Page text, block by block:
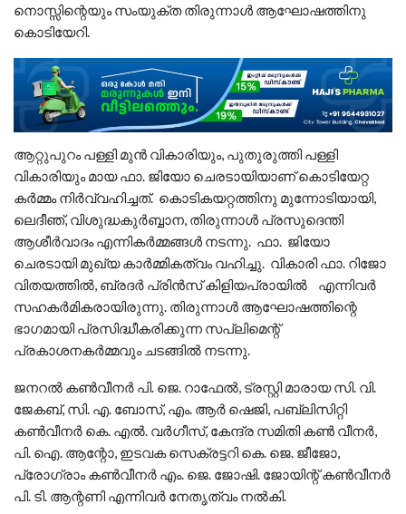
നൊസ്സിന്റെയും സംയുക്ത തിരുന്നാൾ ആഘോഷത്തിനു
കൊടിയേറി.
ആറ്റുപുറം പള്ളി മുൻ വികാരിയും, പുതുരുത്തി പള്ളി
വികാരിയും മായ ഫാ. ജിയോ ചെരടായിയാണ് കൊടിയേറ്റ
കർമ്മം നിർവ്വഹിച്ചത്. കൊടികയറ്റത്തിനു മുന്നോടിയായി,
ലെദീഞ്, വിശുദ്ധകുർബ്ബാന, തിരുന്നാൾ പ്രസുദെന്തി
ആശീർവാദം എന്നികർമ്മങ്ങൾ നടന്നു. ഫാ. ജിയോ
ചെരടായി മുഖ്യ കാർമ്മികത്വം വഹിച്ചു. വികാരി ഫാ. റിജോ
വിതയത്തിൽ, ബ്രദർ പ്രിൻസ് കിളിയപ്രായിൽ എന്നിവർ
സഹകർമികരായിരുന്നു. തിരുന്നാൾ ആഘോഷത്തിന്റെ
ഭാഗമായി പ്രസിദ്ധീകരിക്കുന്ന സപ്ലിമെന്റ്
പ്രകാശനകർമ്മവും ചടങ്ങിൽ നടന്നു.
ജനറൽ കൺവീനർ പി. ജെ. റാഫേൽ, ട്രസ്റ്റി മാരായ സി. വി.
ജേകബ്, സി. എ. ബോസ്, എം. ആർ ഷെജി, പബ്ലിസിറ്റി
കൺവീനർ കെ. എൽ. വർഗീസ്, കേന്ദ്ര സമിതി കൺ വീനർ,
പി. ഐ. ആന്റോ, ഇടവക സെക്രട്ടറി കെ. ജെ. ജീജോ,
പ്രോഗ്രാം കൺവീനർ എം. ജെ. ജോഷി. ജോയിന്റ് കൺവീനർ
പി. ടി. ആന്റണി എന്നിവർ നേതൃത്വം നൽകി.